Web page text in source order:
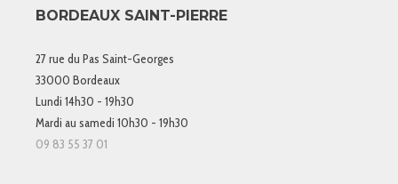
BORDEAUX SAINT-PIERRE
27 rue du Pas Saint-Georges
33000 Bordeaux
Lundi 14h30 - 19h30
Mardi au samedi 10h30 - 19h30
09 83 55 37 01